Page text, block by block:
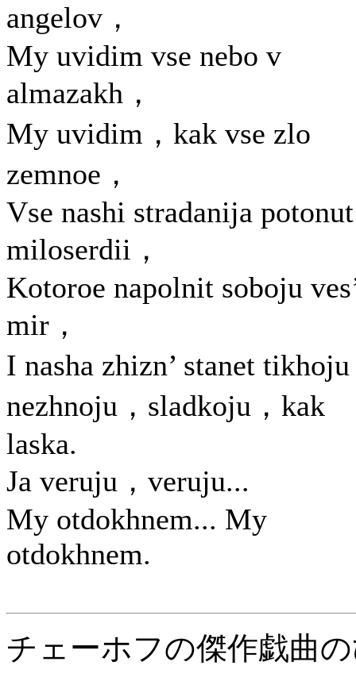
angelov，
My uvidim vse nebo v
almazakh，
My uvidim，kak vse zlo
zemnoe，
Vse nashi stradanija
miloserdii，
Kotoroe napolnit soboju
mir，
I nasha zhizn’ stanet
nezhnoju，sladkoju，kak
laska.
Ja veruju，veruju...
My otdokhnem... My
otdokhnem.
チェーホフの傑作戯曲